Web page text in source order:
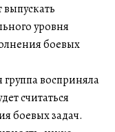
уровня
боевых
группа восприняла
считаться
боевых задач.